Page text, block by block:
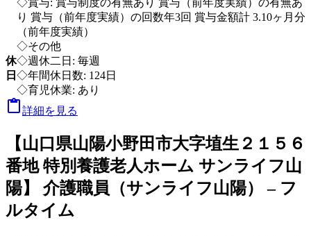
◇賞与: 賞与制度の有無あり 賞与（前年度実績）の有無あ
り 賞与（前年度実績）の回数年3回 賞与金額計 3.10ヶ月分
（前年度実績）
休
日
◇その他
◇週休二日: 毎週
◇年間休日数: 124日
◇育児休業: あり
詳細を見る
【山口県山陽小野田市大字埴生２１５６
番地 特別養護老人ホーム サンライフ山
陽】 介護職員（サンライフ山陽） – フ
ルタイム